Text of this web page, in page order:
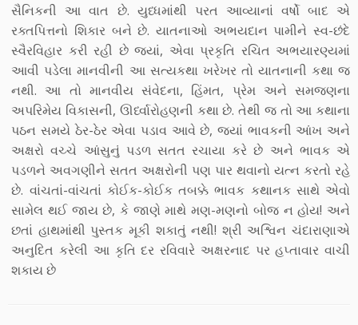
સૈનિકની આ વાત છે. યુધ્ધમાંથી પરત આવ્યાનાં વર્ષો બાદ એ
રક્તપિત્તનો શિકાર બને છે. યાતનાઓ અભયદાન પામીને સ્વ-છંદે
સ્વૈરવિહાર કરી રહી છે જ્યાં, એવા પ્રકૃતિ રચિત અભયારણ્યમાં
આવી પડેલા માનવીની આ સત્યકથા ખરેખર તો યાતનાની કથા જ
નથી. આ તો માનવીય સંવેદના, હિંમત, પ્રેમ અને સમજણના
અપરિમેય વિકાસની, ઊર્ધ્વારોહણની કથા છે. તેથી જ તો આ કથાના
પઠન સમયે ઠેર-ઠેર એવા પડાવ આવે છે, જ્યાં ભાવકની આંખ અને
અક્ષરો વચ્ચે આંસુનું પડળ સતત રચાયા કરે છે અને ભાવક એ
પડળને અવગણીને સતત અક્ષરોની પણ પાર થવાનો યત્ન કરતો રહે
છે. વાંચતાં-વાંચતાં કોઈક-કોઈક તબક્કે ભાવક કથાનક સાથે એવો
સામેલ થઈ જાય છે, કે જાણે માથે મણ-મણનો બોજ ન હોય! અને
છતાં હાથમાંથી પુસ્તક મૂકી શકાતું નથી! શ્રી અશ્વિન ચંદારાણાએ
અનુદિત કરેલી આ કૃતિ દર રવિવારે અક્ષરનાદ પર હપ્તાવાર વાચી
શકાય છે